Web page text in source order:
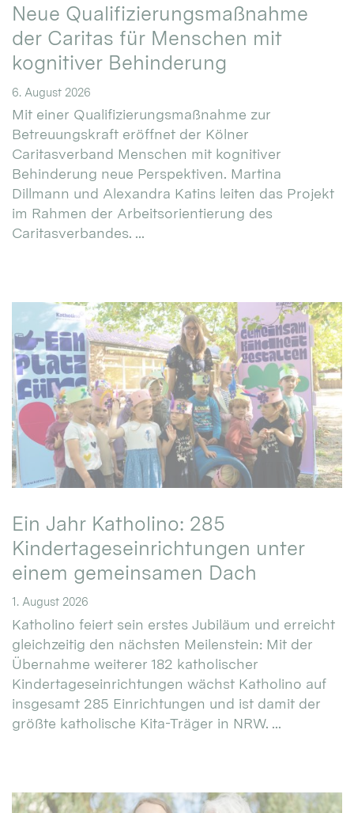
Neue Qualifizierungsmaßnahme
der Caritas für Menschen mit
kognitiver Behinderung
6. August 2026
Mit einer Qualifizierungsmaßnahme zur
Betreuungskraft eröffnet der Kölner
Caritasverband Menschen mit kognitiver
Behinderung neue Perspektiven. Martina
Dillmann und Alexandra Katins leiten das Projekt
im Rahmen der Arbeitsorientierung des
Caritasverbandes. ...
Ein Jahr Katholino: 285
Kindertageseinrichtungen unter
einem gemeinsamen Dach
1. August 2026
Katholino feiert sein erstes Jubiläum und erreicht
gleichzeitig den nächsten Meilenstein: Mit der
Übernahme weiterer 182 katholischer
Kindertageseinrichtungen wächst Katholino auf
insgesamt 285 Einrichtungen und ist damit der
größte katholische Kita-Träger in NRW. ...